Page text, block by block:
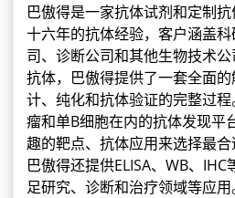
巴傲得是一家抗体试剂和定制
十六年的抗体经验，客户涵盖
司、诊断公司和其他生物技术
抗体，巴傲得提供了一套全面
计、纯化和抗体验证的完整过
瘤和单B细胞在内的抗体发现平
趣的靶点、抗体应用来选择最合
巴傲得还提供ELISA、WB、
足研究、诊断和治疗领域等应用